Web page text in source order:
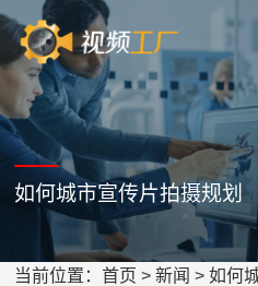
如何城市宣传片拍摄规划
当前位置：首页 >新闻 > 如何